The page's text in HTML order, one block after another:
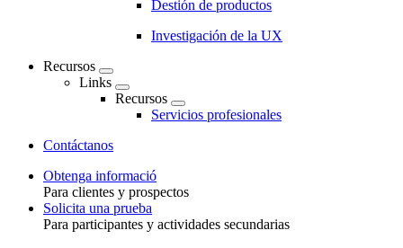
Destión de productos
Investigación de la UX
Recursos
Links
Recursos
Servicios profesionales
Contáctanos
Toggle
Obtenga informació
Para clientes y prospectos
Solicita una prueba
Para participantes y actividades secundarias